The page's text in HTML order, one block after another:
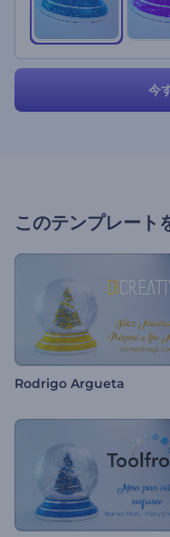
今
このテンプレート
Rodrigo Argueta